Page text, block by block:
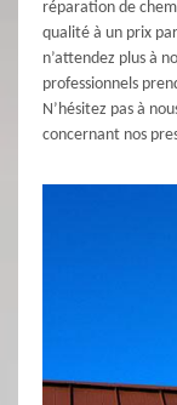
réparation de
qualité à un prix
n’attendez plus à
professionnels
N’hésitez pas à
concernant nos